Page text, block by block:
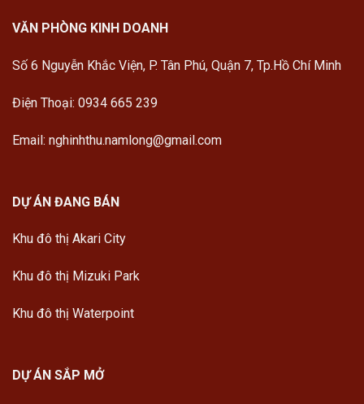
VĂN PHÒNG KINH DOANH
Số 6 Nguyễn Khắc Viện, P. Tân Phú, Quận 7, Tp.Hồ Chí Minh
Điện Thoại: 0934 665 239
Email: nghinhthu.namlong@gmail.com
DỰ ÁN ĐANG BÁN
Khu đô thị Akari City
Khu đô thị Mizuki Park
Khu đô thị Waterpoint
DỰ ÁN SẮP MỞ